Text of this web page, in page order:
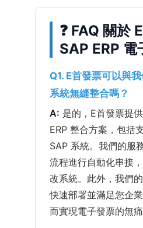
❓ FAQ 關於
SAP ERP 電
Q1. E首發票可以與
系統無縫整合嗎？
A: 是的，E首發票提
ERP 整合方案，包括
SAP 系統。我們的服
流程進行自動化串接
改系統。此外，我們
快速部署並滿足您企
而實現電子發票的無痛